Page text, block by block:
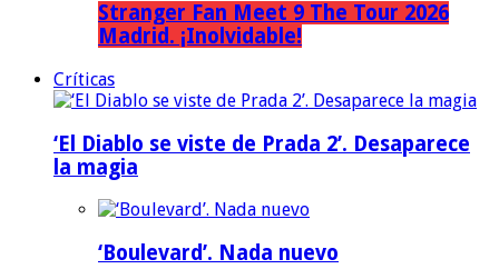
Stranger Fan Meet 9 The Tour 2026
Madrid. ¡Inolvidable!
Críticas
‘El Diablo se viste de Prada 2’. Desaparece
la magia
‘Boulevard’. Nada nuevo